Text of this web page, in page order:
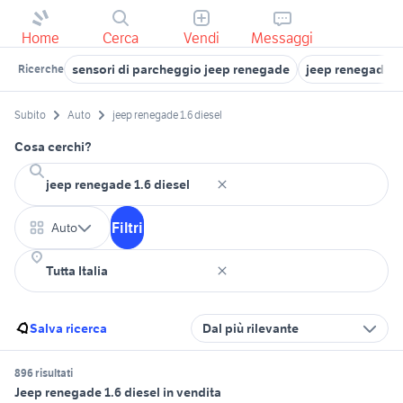
Home Cerca Vendi Messaggi
Ricerche sensori di parcheggio jeep renegade jeep renegade
Subito Auto jeep renegade 1.6 diesel
Cosa cerchi?
Auto Filtri
Salva ricerca Dal più rilevante
896 risultati
Jeep renegade 1.6 diesel in vendita